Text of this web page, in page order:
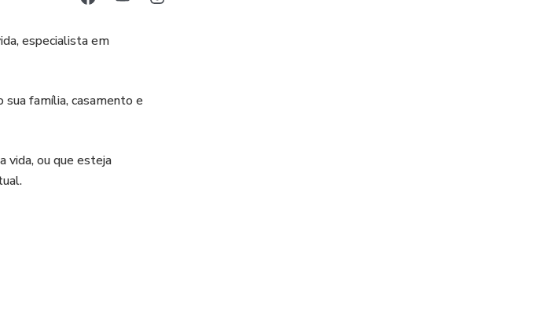
especialista em
sua família, casamento e
vida, ou que esteja